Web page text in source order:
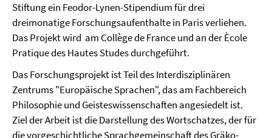
Stiftung ein Feodor-Lynen-Stipendium für drei
dreimonatige Forschungsaufenthalte in Paris verliehen.
Das Projekt wird am Collège de France und an der Ècole
Pratique des Hautes Studes durchgeführt.
Das Forschungsprojekt ist Teil des Interdisziplinären
Zentrums "Europäische Sprachen", das am Fachbereich
Philosophie und Geisteswissenschaften angesiedelt ist.
Ziel der Arbeit ist die Darstellung des Wortschatzes, der für
die vorgeschichtliche Sprachgemeinschaft des Gräko-